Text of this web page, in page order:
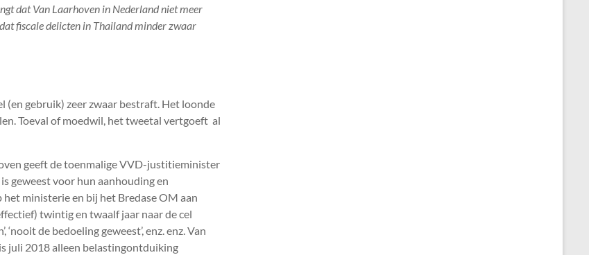
dat Van Laarhoven in Nederland niet meer
fiscale delicten in Thailand minder zwaar
gebruik) zeer zwaar bestraft. Het loonde
Toeval of moedwil, het tweetal vertgoeft al
geeft de toenmalige VVD-justitieminister
geweest voor hun aanhouding en
ministerie en bij het Bredase OM aan
twintig en twaalf jaar naar de cel
‘nooit de bedoeling geweest’, enz. enz. Van
is juli 2018 alleen belastingontduiking